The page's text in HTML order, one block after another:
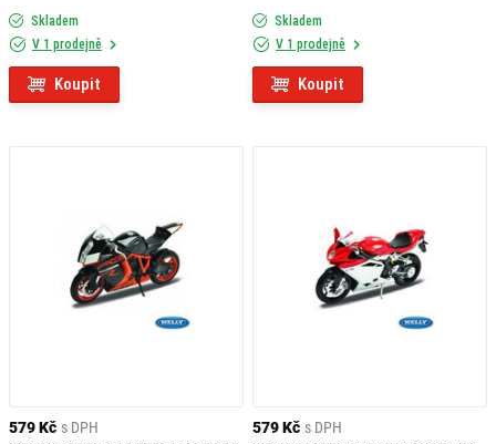
Skladem
V 1 prodejně
Koupit
Skladem
V 1 prodejně
Koupit
579 Kč s DPH
579 Kč s DPH